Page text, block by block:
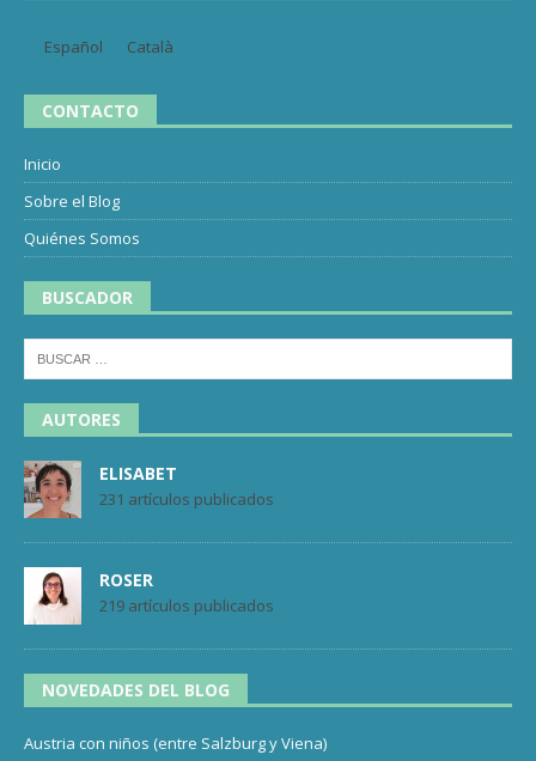
Español Català
CONTACTO
Inicio
Sobre el Blog
Quiénes Somos
BUSCADOR
AUTORES
ELISABET
231 artículos publicados
ROSER
219 artículos publicados
NOVEDADES DEL BLOG
Austria con niños (entre Salzburg y Viena)